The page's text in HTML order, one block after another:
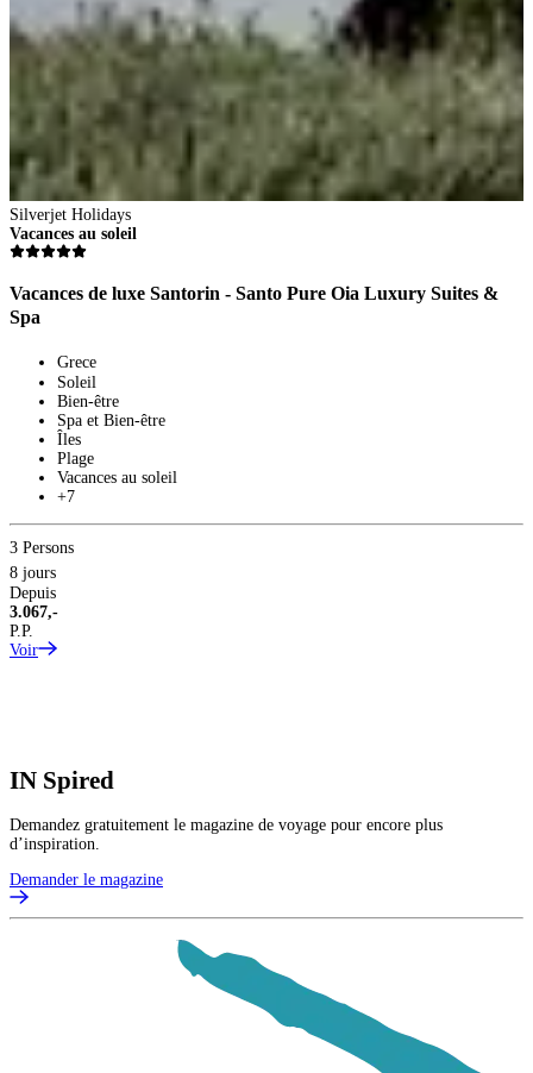
Silverjet Holidays
Vacances au soleil
Vacances de luxe Santorin - Santo Pure Oia Luxury Suites &
Spa
Grece
Soleil
Bien-être
Spa et Bien-être
Îles
Plage
Vacances au soleil
+7
3 Persons
8 jours
Depuis
3.067,-
P.P.
Voir
IN Spired
Demandez gratuitement le magazine de voyage pour encore plus
d’inspiration.
Demander le magazine